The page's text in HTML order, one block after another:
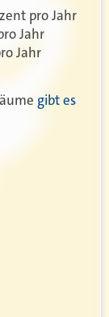
pro Jahr
Jahr
Jahr
gibt es